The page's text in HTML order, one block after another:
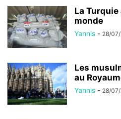
La
monde
Yannis - 28/
Les
au
Yannis - 28/